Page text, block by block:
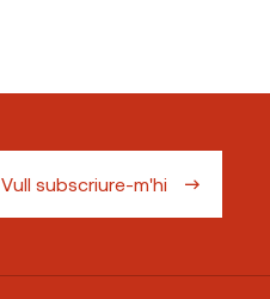
Vull subscriure-m'hi